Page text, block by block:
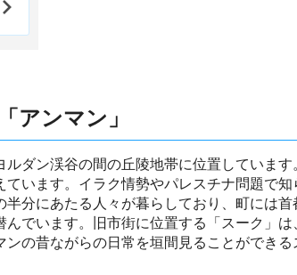
アンマン」
ルダン渓谷の間の丘陵地帯に位置していま
います。イラク情勢やパレスチナ問題で
分にあたる人々が暮らしており、町には
でいます。旧市街に位置する「スーク」
の昔ながらの日常を垣間見ることができる